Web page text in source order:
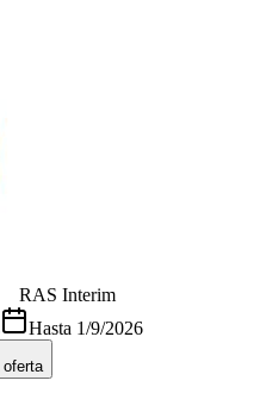
RAS Interim
Hasta 1/9/2026